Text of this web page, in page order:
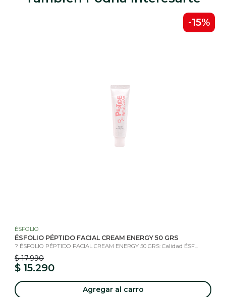
-15%
ÉSFOLIO
ÉSFOLIO PÉPTIDO FACIAL CREAM ENERGY 50 GRS
? ÉSFOLIO PÉPTIDO FACIAL CREAM ENERGY 50 GRS: Calidad ÉSF...
$ 17.990
$ 15.290
Agregar al carro